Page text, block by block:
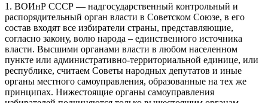
1. ВОИнР СССР — надгосударственный контрольный и
распорядительный орган власти в Советском Союзе, в его
состав входят все избиратели страны, представляющие,
согласно закону, волю народа – единственного источника
власти. Высшими органами власти в любом населенном
пункте или административно-территориальной единице, или
республике, считаем Советы народных депутатов и иные
органы местного самоуправления, образованные на тех же
принципах. Нижестоящие органы самоуправления